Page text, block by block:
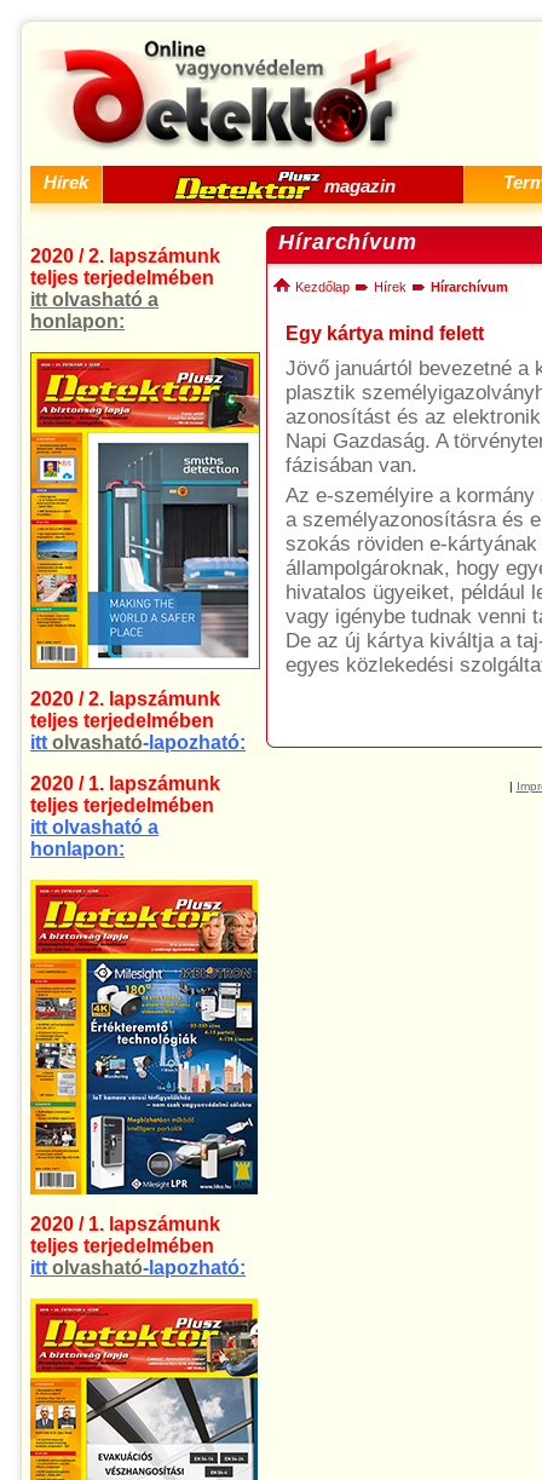
Hírek magazin
2020 / 2. lapszámunk
teljes terjedelmében
itt olvasható a
honlapon:
2020 / 2. lapszámunk
teljes terjedelmében
itt olvasható-lapozható:
2020 / 1. lapszámunk
teljes terjedelmében
itt olvasható a
honlapon:
2020 / 1. lapszámunk
teljes terjedelmében
itt olvasható-lapozható:
Hírarchívum
Kezdőlap Hírek Hírarchívum
Egy kártya mind felett
Jövő januártól bevezetné a
plasztik
azonosítást és az
Napi Gazdaság. A
fázisában van.
Az e-személyire a
a személyazonosításra és
szokás röviden e-
állampolgároknak, hogy
hivatalos ügyeiket, például
vagy igénybe tudnak venni
De az új kártya kiváltja a
egyes közlekedési
|